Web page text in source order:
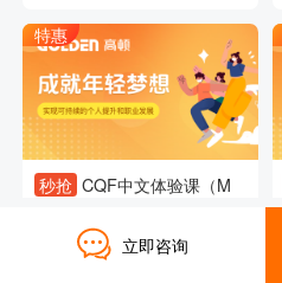
特惠
秒抢 CQF中文体验课（M
0.10 立即咨询